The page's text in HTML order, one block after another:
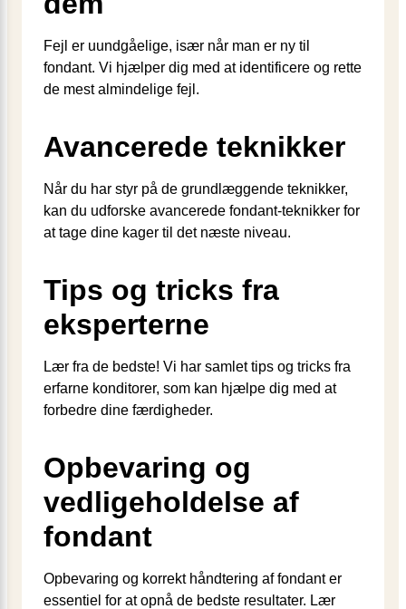
Fejl er uundgåelige, især når man er ny til
fondant. Vi hjælper dig med at identificere og rette
de mest almindelige fejl.
Avancerede teknikker
Når du har styr på de grundlæggende teknikker,
kan du udforske avancerede fondant-teknikker for
at tage dine kager til det næste niveau.
Tips og tricks fra
eksperterne
Lær fra de bedste! Vi har samlet tips og tricks fra
erfarne konditorer, som kan hjælpe dig med at
forbedre dine færdigheder.
Opbevaring og
vedligeholdelse af
fondant
Opbevaring og korrekt håndtering af fondant er
essentiel for at opnå de bedste resultater. Lær